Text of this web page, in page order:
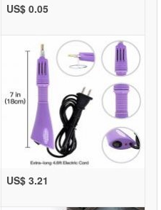
US$ 0.05
US$ 3.21